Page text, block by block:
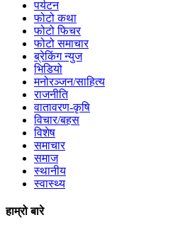
पर्यटन
फोटो कथा
फोटो फिचर
फोटो समाचार
ब्रेकिंग न्युज
भिडियो
मनोरञ्जन/साहित्य
राजनीति
वातावरण-कृषि
विचार/बहस
विशेष
समाचार
समाज
स्थानीय
स्वास्थ्य
हाम्रो बारे